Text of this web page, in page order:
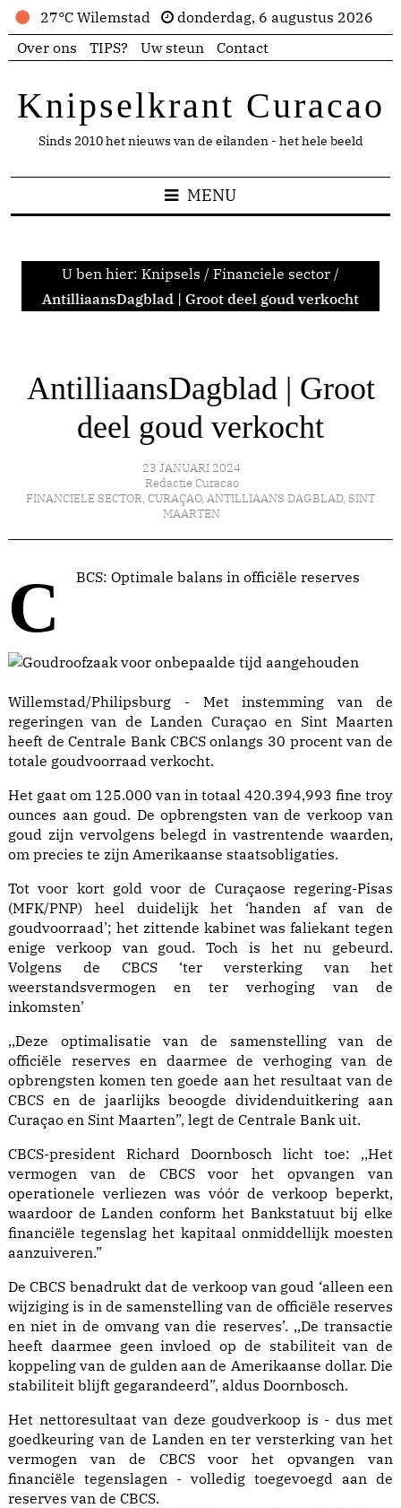
27°C Wilemstad
donderdag, 6 augustus 2026
Over ons
TIPS? Uw steun Contact
Knipselkrant Curacao
Sinds 2010 het nieuws van de eilanden - het hele beeld
MENU
U ben hier: Knipsels / Financiele sector /
AntilliaansDagblad | Groot deel goud verkocht
AntilliaansDagblad | Groot
deel goud verkocht
23 JANUARI 2024
Redactie Curacao
FINANCIELE SECTOR, CURAÇAO, ANTILLIAANS DAGBLAD, SINT
MAARTEN
CBCS: Optimale balans in officiële reserves
Willemstad/Philipsburg - Met instemming van de
regeringen van de Landen Curaçao en Sint Maarten
heeft de Centrale Bank CBCS onlangs 30 procent van de
totale goudvoorraad verkocht.
Het gaat om 125.000 van in totaal 420.394,993 fine troy
ounces aan goud. De opbrengsten van de verkoop van
goud zijn vervolgens belegd in vastrentende waarden,
om precies te zijn Amerikaanse staatsobligaties.
Tot voor kort gold voor de Curaçaose regering-Pisas
(MFK/PNP) heel duidelijk het ‘handen af van de
goudvoorraad’; het zittende kabinet was faliekant tegen
enige verkoop van goud. Toch is het nu gebeurd.
Volgens de CBCS ‘ter versterking van het
weerstandsvermogen en ter verhoging van de
inkomsten’
,,Deze optimalisatie van de samenstelling van de
officiële reserves en daarmee de verhoging van de
opbrengsten komen ten goede aan het resultaat van de
CBCS en de jaarlijks beoogde dividenduitkering aan
Curaçao en Sint Maarten”, legt de Centrale Bank uit.
CBCS-president Richard Doornbosch licht toe: ,,Het
vermogen van de CBCS voor het opvangen van
operationele verliezen was vóór de verkoop beperkt,
waardoor de Landen conform het Bankstatuut bij elke
financiële tegenslag het kapitaal onmiddellijk moesten
aanzuiveren.”
De CBCS benadrukt dat de verkoop van goud ‘alleen een
wijziging is in de samenstelling van de officiële reserves
en niet in de omvang van die reserves’. ,,De transactie
heeft daarmee geen invloed op de stabiliteit van de
koppeling van de gulden aan de Amerikaanse dollar. Die
stabiliteit blijft gegarandeerd”, aldus Doornbosch.
Het nettoresultaat van deze goudverkoop is - dus met
goedkeuring van de Landen en ter versterking van het
vermogen van de CBCS voor het opvangen van
financiële tegenslagen - volledig toegevoegd aan de
reserves van de CBCS.